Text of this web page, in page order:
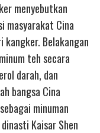
menyebutkan
masyarakat Cina
kangker. Belakangan
teh secara
darah, dan
bangsa Cina
minuman
Kaisar Shen